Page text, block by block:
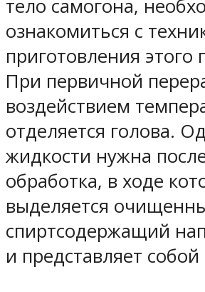
тело самогона,
ознакомиться с
приготовления этого
При первичной
воздействием
отделяется голова.
жидкости нужна
обработка, в ходе
выделяется
спиртсодержащий
и представляет собой